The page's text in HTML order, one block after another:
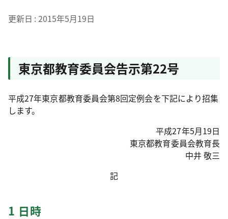
更新日 2015年5月19日
東京都教育委員会告示第22号
平成27年東京都教育委員会第8回定例会を下記により招集
します。
平成27年5月19日
東京都教育委員会教育長
中井 敬三
記
1 日時